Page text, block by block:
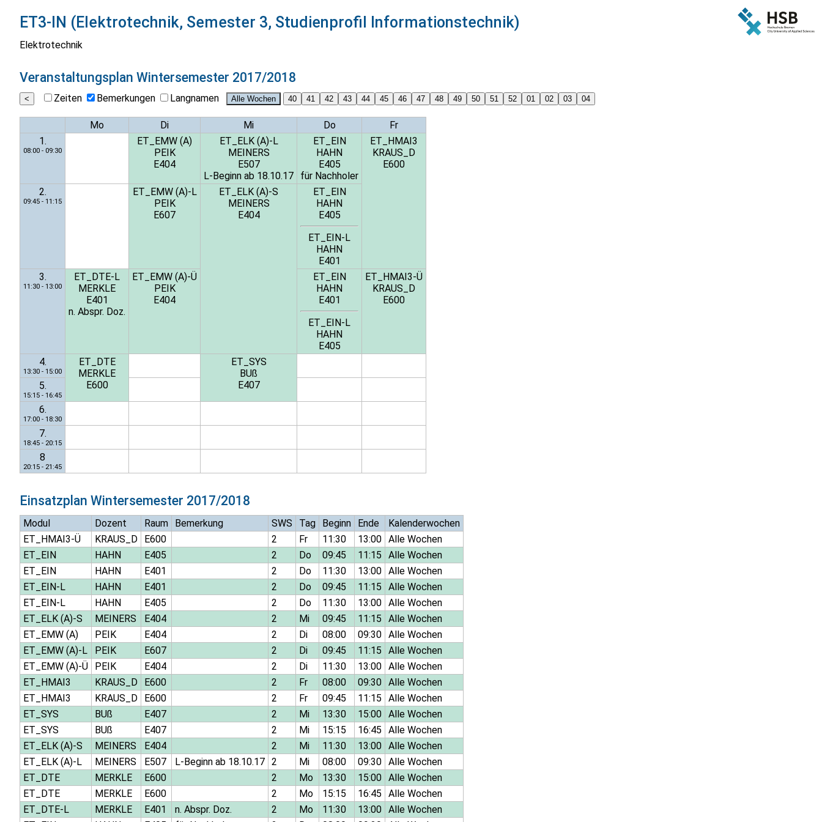
ET3-IN (Elektrotechnik, Semester 3, Studienprofil Informationstechnik)
Elektrotechnik
Veranstaltungsplan Wintersemester 2017/2018
Zeiten Bemerkungen Langnamen
Mo Di Mi Do
Fr
1.
08:00 - 09:30
ET_EMW (A)
PEIK
E404
ET_ELK (A)-L
MEINERS
E507
L-Beginn ab 18.10.17
ET_EIN
HAHN
E405
für Nachholer
ET_HMAI3
KRAUS_D
E600
2.
09:45 - 11:15
ET_EMW (A)-L
PEIK
E607
ET_ELK (A)-S
MEINERS
E404
ET_EIN
HAHN
E405
ET_EIN-L
HAHN
E401
3.
11:30 - 13:00
ET_DTE-L
MERKLE
E401
n. Abspr. Doz.
ET_EMW (A)-Ü
PEIK
E404
ET_EIN
HAHN
E401
ET_EIN-L
HAHN
E405
ET_HMAI3-Ü
KRAUS_D
E600
4.
13:30 - 15:00
ET_DTE
MERKLE
E600
ET_SYS
BUß
E407
5.
15:15 - 16:45
6.
17:00 - 18:30
7.
18:45 - 20:15
8
20:15 - 21:45
Einsatzplan Wintersemester 2017/2018
Modul Dozent Raum Bemerkung SWS Tag Beginn Ende
Kalenderwochen
ET_HMAI3-Ü
KRAUS_D E600 2 Fr 11:30 13:00 Alle Wochen
ET_EIN
HAHN E405 2 Do 09:45 11:15
Alle Wochen
ET_EIN
HAHN E401 2 Do 11:30 13:00 Alle Wochen
ET_EIN-L
HAHN E401 2 Do 09:45 11:15
Alle Wochen
ET_EIN-L
HAHN E405 2 Do 11:30 13:00 Alle Wochen
ET_ELK (A)-S
MEINERS E404 2 Mi 09:45 11:15
Alle Wochen
ET_EMW (A)
PEIK E404 2 Di 08:00 09:30 Alle Wochen
ET_EMW (A)-L
PEIK E607 2 Di 09:45 11:15
Alle Wochen
ET_EMW (A)-Ü
PEIK E404 2 Di 11:30 13:00 Alle Wochen
ET_HMAI3
KRAUS_D E600 2 Fr 08:00 09:30 Alle Wochen
ET_HMAI3
KRAUS_D E600 2 Fr 09:45 11:15
Alle Wochen
ET_SYS
BUß E407 2 Mi 13:30 15:00 Alle Wochen
ET_SYS
BUß E407 2 Mi 15:15 16:45
Alle Wochen
ET_ELK (A)-S
MEINERS E404 2 Mi 11:30 13:00 Alle Wochen
ET_ELK (A)-L
MEINERS E507 L-Beginn ab 18.10.17 2 Mi 08:00 09:30 Alle Wochen
ET_DTE
MERKLE E600 2 Mo 13:30 15:00 Alle Wochen
ET_DTE
MERKLE E600 2 Mo 15:15 16:45
Alle Wochen
ET_DTE-L
MERKLE E401 n. Abspr. Doz. 2 Mo 11:30 13:00 Alle Wochen